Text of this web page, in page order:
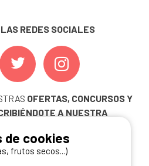
REDES SOCIALES
OFERTAS, CONCURSOS Y
A NUESTRA
INSCRIBO
de cookies
frutos secos...)